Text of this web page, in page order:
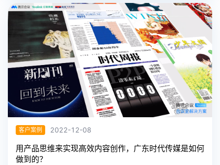
客户案例 2022-12-08
用产品思维来实现高效内容创作，广东时代传媒是如何
做到的？